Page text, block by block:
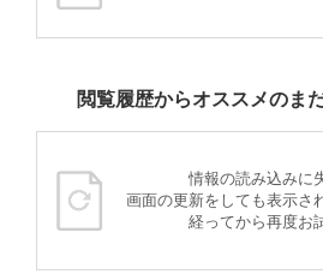
閲覧履歴からオススメのま
情報の読み込みに
画面の更新をしても表示さ
経ってから再度お